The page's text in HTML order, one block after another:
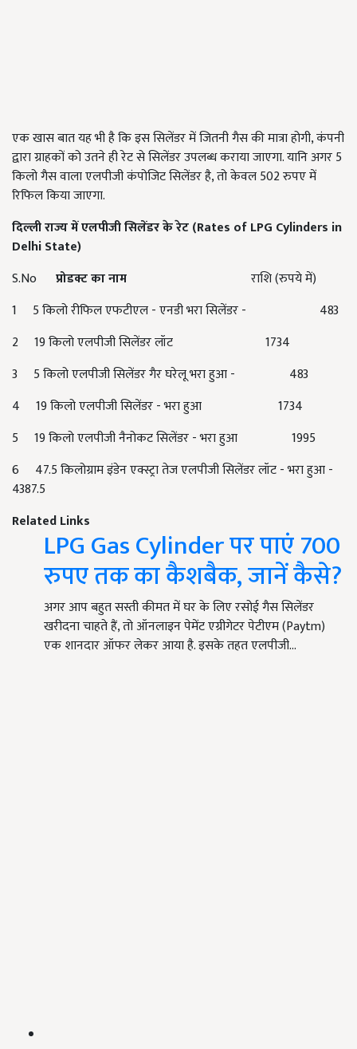
एक खास बात यह भी है कि इस सिलेंडर में जितनी गैस की मात्रा होगी, कंपनी
द्वारा ग्राहकों को उतने ही रेट से सिलेंडर उपलब्ध कराया जाएगा. यानि अगर 5
किलो गैस वाला एलपीजी कंपोजिट सिलेंडर है, तो केवल 502 रुपए में
रिफिल किया जाएगा.
दिल्ली राज्य में एलपीजी सिलेंडर के रेट(Rates of LPG Cylinders in
Delhi State)
S.No प्रोडक्ट का नाम
राशि (रुपये में)
1 5 किलो रीफिल एफटीएल - एनडी भरा सिलेंडर - 483
2 19 किलो एलपीजी सिलेंडर लॉट 1734
3 5 किलो एलपीजी सिलेंडर गैर घरेलू भरा हुआ - 483
4 19 किलो एलपीजी सिलेंडर - भरा हुआ 1734
5 19 किलो एलपीजी नैनोकट सिलेंडर - भरा हुआ 1995
6 47.5 किलोग्राम इंडेन एक्स्ट्रा तेज एलपीजी सिलेंडर लॉट - भरा हुआ -
4387.5
Related Links
LPG Gas Cylinder पर पाएं 700
रुपए तक का कैशबैक, जानें कैसे?
अगर आप बहुत सस्ती कीमत में घर के लिए रसोई गैस सिलेंडर
खरीदना चाहते हैं, तो ऑनलाइन पेमेंट एग्रीगेटर पेटीएम (Paytm)
एक शानदार ऑफर लेकर आया है. इसके तहत एलपीजी…